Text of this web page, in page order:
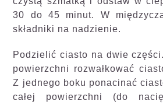
30 do 45 minut. W
składniki na nadzienie.
Podzielić ciasto na dwie
powierzchni rozwałkować
Z jednego boku ponacinać
całej powierzchni (do